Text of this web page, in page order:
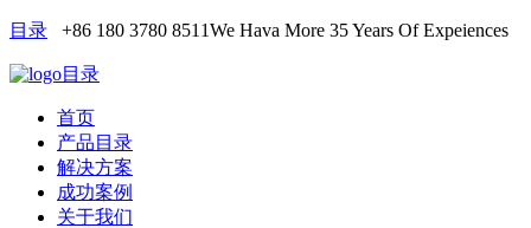
目录 +86 180 3780 8511We Hava More 35 Years Of Expeiences
目录
首页
产品目录
解决方案
成功案例
关于我们